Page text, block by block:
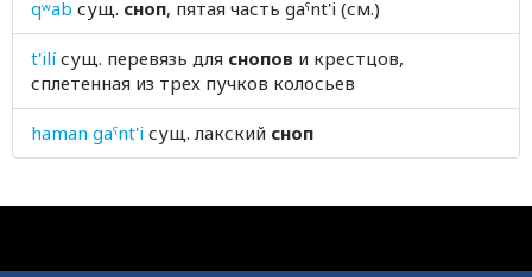
собственный
сова
советник
qʷab сущ. сноп, пятая часть gaˤnt'i (см.)
t'ilí сущ. перевязь для снопов и крестцов,
сплетенная из трех пучков колосьев
haman gaˤnt'i сущ. лакский сноп